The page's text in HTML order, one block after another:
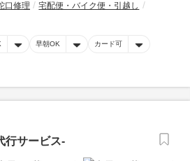
口修理
宅配便・バイク便・引越し
早朝OK カード可
行サービス-